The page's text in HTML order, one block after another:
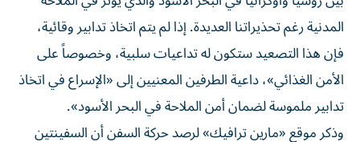
المدنية رغم تحذيراتنا العديدة. إذا لم يتم اتخاذ تدابير وقائية،
فإن هذا التصعيد ستكون له تداعيات سلبية، وخصوصاً على
الأمن الغذائي»، داعية الطرفين المعنيين إلى «الإسراع في اتخاذ
تدابير ملموسة لضمان أمن الملاحة في البحر الأسود».
وذكر موقع «مارين ترافيك» لرصد حركة السفن أن السفينتين